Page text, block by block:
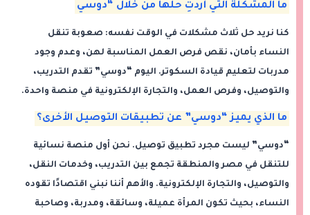
ما المشكلة التي أردتِ حلها من خلال “دوسي
كنا نريد حل ثلاث مشكلات في الوقت نفسه: صعوبة تنقل
النساء بأمان، نقص فرص العمل المناسبة لهن، وعدم وجود
مدربات لتعليم قيادة السكوتر. اليوم “دوسي” تقدم التدريب،
والتوصيل، وفرص العمل، والتجارة الإلكترونية في منصة واحدة.
ما الذي يميز “دوسي” عن تطبيقات التوصيل الأخرى؟
“دوسي” ليست مجرد تطبيق توصيل. نحن أول منصة نسائية
للتنقل في مصر والمنطقة تجمع بين التدريب، وخدمات النقل،
والتوصيل، والتجارة الإلكترونية. والأهم أننا نبني اقتصادًا تقوده
النساء، بحيث تكون المرأة عميلة، وسائقة، ومدربة، وصاحبة